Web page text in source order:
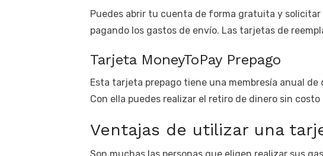
Puedes abrir tu cuenta de forma gratuita y
pagando los gastos de envío. Las tarjetas de
Tarjeta MoneyToPay Prepago
Esta tarjeta prepago tiene una membresía anual
Con ella puedes realizar el retiro de dinero sin
Ventajas de utilizar una